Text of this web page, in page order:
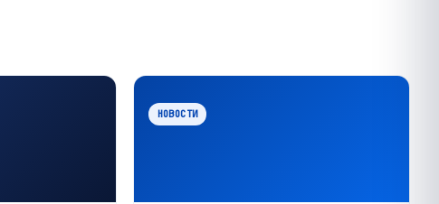
НОВОСТИ